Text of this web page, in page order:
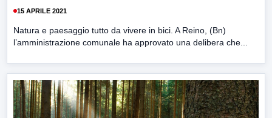
15 APRILE 2021
Natura e paesaggio tutto da vivere in bici. A Reino, (Bn)
l’amministrazione comunale ha approvato una delibera che...